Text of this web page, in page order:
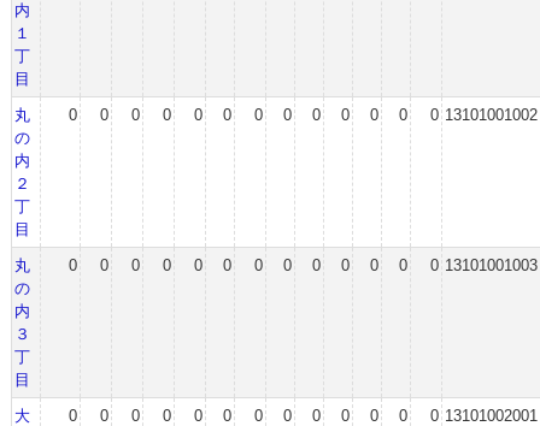
内
１
丁
目
丸
の
内
２
丁
目
0 0 0 0 0 0 0 0 0 0 0 0 0 13101001002
丸
の
内
３
丁
目
0 0 0 0 0 0 0 0 0 0 0 0 0 13101001003
大
0 0 0 0 0 0 0 0 0 0 0 0 0 13101002001